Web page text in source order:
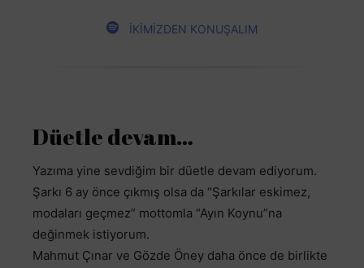
İKİMİZDEN KONUŞALIM
Düetle devam…
Yazıma yine sevdiğim bir düetle devam ediyorum.
Şarkı 6 ay önce çıkmış olsa da “Şarkılar eskimez,
modaları geçmez” mottomla “Ayın Koynu”na
değinmek istiyorum.
Mahmut Çınar ve Gözde Öney daha önce de birlikte